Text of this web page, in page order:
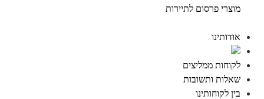
מוצרי פרסום לתיירות
אודותינו
לקוחות ממליצים
שאלות ותשובות
בין לקוחותינו